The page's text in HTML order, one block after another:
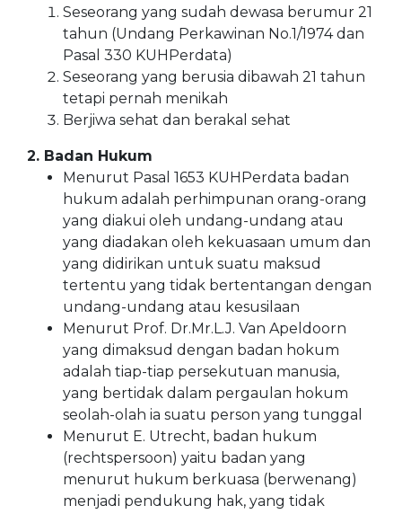
Seseorang yang sudah dewasa berumur 21
tahun (Undang Perkawinan No.1/1974 dan
Pasal 330 KUHPerdata)
Seseorang yang berusia dibawah 21 tahun
tetapi pernah menikah
Berjiwa sehat dan berakal sehat
2. Badan Hukum
Menurut Pasal 1653 KUHPerdata badan
hukum adalah perhimpunan orang-orang
yang diakui oleh undang-undang atau
yang diadakan oleh kekuasaan umum dan
yang didirikan untuk suatu maksud
tertentu yang tidak bertentangan dengan
undang-undang atau kesusilaan
Menurut Prof. Dr.Mr.L.J. Van Apeldoorn
yang dimaksud dengan badan hokum
adalah tiap-tiap persekutuan manusia,
yang bertidak dalam pergaulan hokum
seolah-olah ia suatu person yang tunggal
Menurut E. Utrecht, badan hukum
(rechtspersoon) yaitu badan yang
menurut hukum berkuasa (berwenang)
menjadi pendukung hak, yang tidak